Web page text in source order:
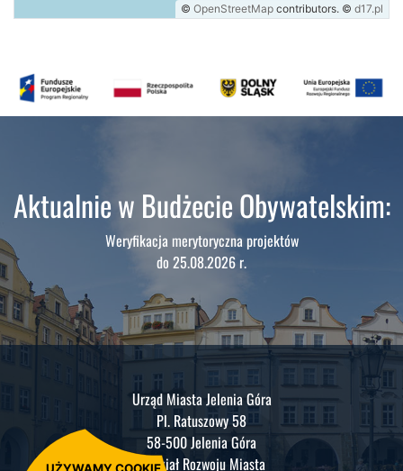
© OpenStreetMap contributors. © d17.pl
Aktualnie w Budżecie Obywatelskim:
Weryfikacja merytoryczna projektów
do 25.08.2026 r.
Urząd Miasta Jelenia Góra
Pl. Ratuszowy 58
58-500 Jelenia Góra
Wydział Rozwoju Miasta